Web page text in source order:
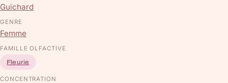
Guichard
GENRE
Femme
FAMILLE OLFACTIVE
Fleurie
CONCENTRATION